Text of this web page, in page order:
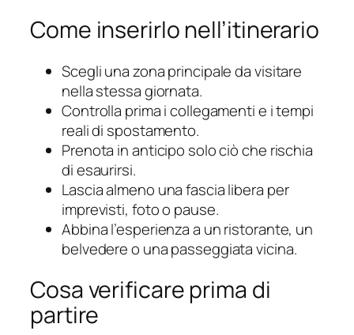
Come inserirlo nell’itinerario
Scegli una zona principale da visitare
nella stessa giornata.
Controlla prima i collegamenti e i tempi
reali di spostamento.
Prenota in anticipo solo ciò che rischia
di esaurirsi.
Lascia almeno una fascia libera per
imprevisti, foto o pause.
Abbina l’esperienza a un ristorante, un
belvedere o una passeggiata vicina.
Cosa verificare prima di
partire